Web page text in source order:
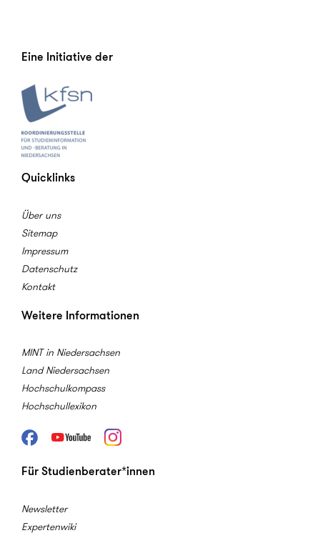
Eine Initiative der
Quicklinks
Über uns
Sitemap
Impressum
Datenschutz
Kontakt
Weitere Informationen
MINT in Niedersachsen
Land Niedersachsen
Hochschulkompass
Hochschullexikon
FacebookYoutube Instagram
Für Studienberater*innen
Newsletter
Expertenwiki